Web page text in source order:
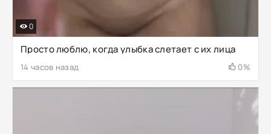
Просто люблю, когда улыбка слетает с их лица
14 часов назад 0%
0